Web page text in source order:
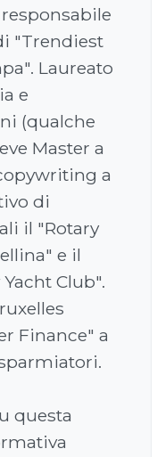
"Trendiest
Laureato
e
(qualche
Master a
a
di
il "Rotary
e il
Club".
Finance" a
questa